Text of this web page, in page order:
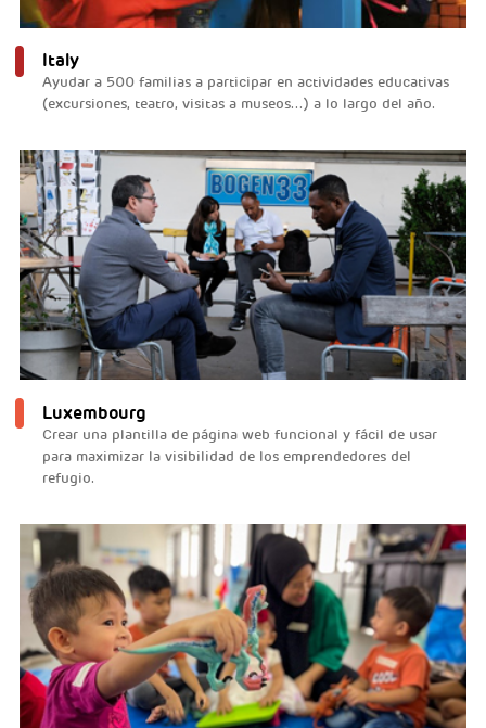
Italy
Ayudar a 500 familias a participar en actividades educativas
(excursiones, teatro, visitas a museos...) a lo largo del año.
Luxembourg
Crear una plantilla de página web funcional y fácil de usar
para maximizar la visibilidad de los emprendedores del
refugio.